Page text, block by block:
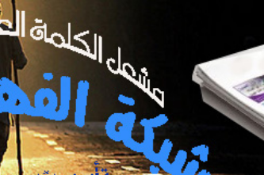
يهودية تدعو الدول العربية لوقف التطبيع